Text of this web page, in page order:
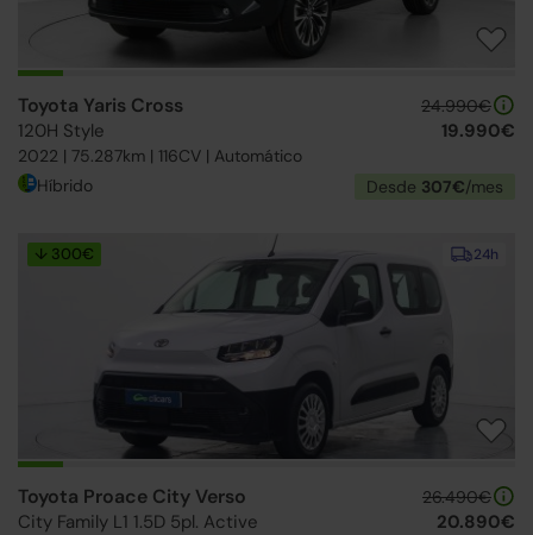
Toyota Yaris Cross
120H Style
2022 | 75.287km | 116CV | Automático
24.990€
19.990€
Híbrido Desde 307€/mes
24h
↓ 300€
Toyota Proace City Verso
City Family L1 1.5D 5pl. Active
26.490€
20.890€